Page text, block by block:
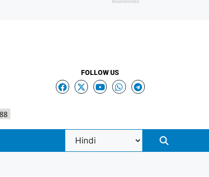
FOLLOW US